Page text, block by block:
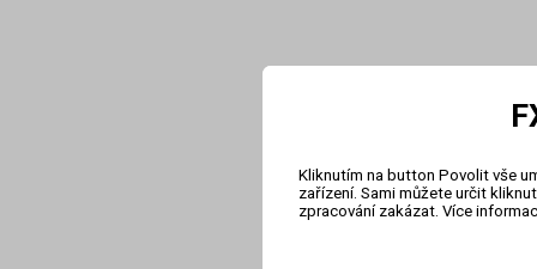
Kliknutím na button Povolit vše
zařízení. Sami můžete určit
zpracování zakázat. Více